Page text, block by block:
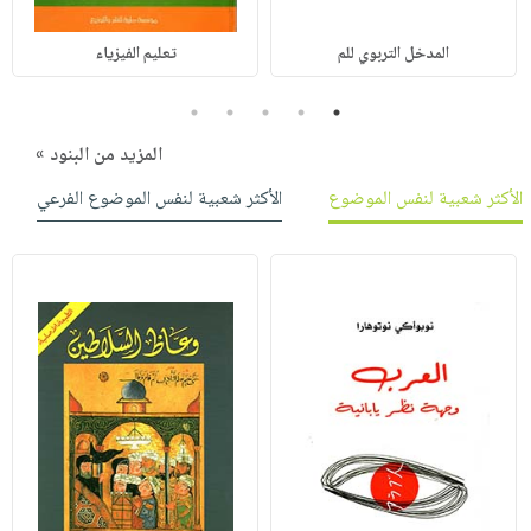
المدخل التربوي للم تعليم الفيزياء
1
2
3
4
5
المزيد من البنود »
الأكثر شعبية لنفس الموضوع
الأكثر شعبية لنفس الموضوع الفرعي